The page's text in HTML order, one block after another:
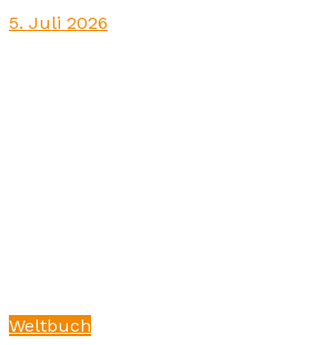
5. Juli 2026
Weltbuch